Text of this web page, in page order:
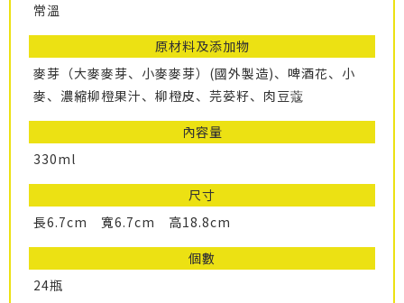
常溫
原材料及添加物
麥芽（大麥麥芽、小麥麥芽）(國外製造)、啤酒花、小
麥、濃縮柳橙果汁、柳橙皮、芫荽籽、肉豆蔻
內容量
330ml
尺寸
長6.7cm 寬6.7cm 高18.8cm
個數
24瓶